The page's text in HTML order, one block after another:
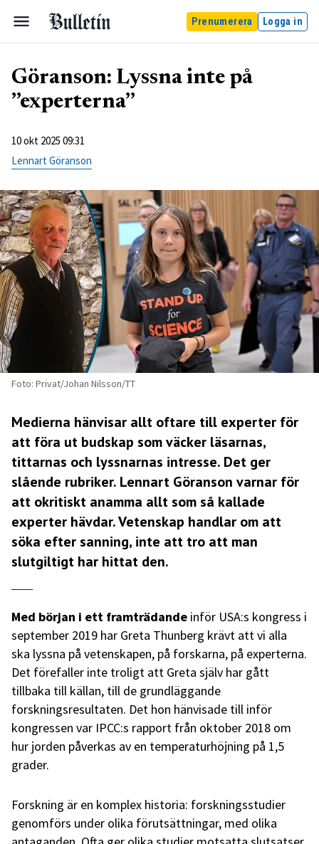
Prenumerera Logga in
Göranson: Lyssna inte på
”experterna”
10 okt 2025 09:31
Lennart Göranson
Foto: Privat/Johan Nilsson/TT
Medierna hänvisar allt oftare till experter för
att föra ut budskap som väcker läsarnas,
tittarnas och lyssnarnas intresse. Det ger
slående rubriker. Lennart Göranson varnar för
att okritiskt anamma allt som så kallade
experter hävdar. Vetenskap handlar om att
söka efter sanning, inte att tro att man
slutgiltigt har hittat den.
Med början i ett framträdande inför USA:s kongress i
september 2019 har Greta Thunberg krävt att vi alla
ska lyssna på vetenskapen, på forskarna, på experterna.
Det förefaller inte troligt att Greta själv har gått
tillbaka till källan, till de grundläggande
forskningsresultaten. Det hon hänvisade till inför
kongressen var IPCC:s rapport från oktober 2018 om
hur jorden påverkas av en temperaturhöjning på 1,5
grader.
Forskning är en komplex historia: forskningsstudier
genomförs under olika förutsättningar, med olika